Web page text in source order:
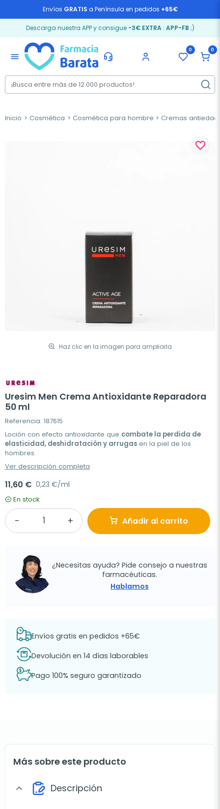
Envíos GRATIS a Península en pedidos +65€
Descarga nuestra APP y consigue -3€ EXTRA: APP-FB ;)
menu
0 0
Inicio Cosmética Cosmética para hombre Cremas
Haz clic en la imagen para ampliarla
favorite_border
Uresim Men Crema Antioxidante Reparadora
50 ml
Referencia: 187615
Loción con efecto antioxidante que combate la perdida de
elasticidad, deshidratación y arrugas en la piel de los
hombres.
Ver descripción completa
11,60 € 0,23 €/ml
En stock
Añadir al carrito
¿Necesitas ayuda? Pide consejo a nuestras
farmacéuticas.
Hablamos
Envíos gratis en pedidos +65€
Devolución en 14 días laborables
Pago 100% seguro garantizado
Más sobre este producto
expand_more Descripción